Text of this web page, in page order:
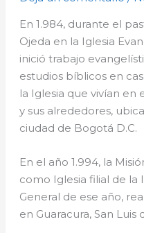
En 1.984, durante el
Ojeda en la Iglesia
inició trabajo
estudios bíblicos en
la Iglesia que vivían en
y sus alrededores,
ciudad de Bogotá D.C.
En el año 1.994, la
como Iglesia filial de la
General de ese año,
en Guaracura, San Luis